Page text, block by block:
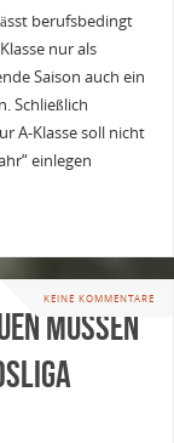
berufsbedingt
nur als
Saison auch ein
Schließlich
A-Klasse soll nicht
einlegen
KEINE KOMMENTARE
müssen